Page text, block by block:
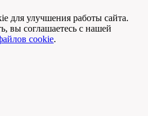
для улучшения работы сайта.
вы соглашаетесь с нашей
cookie.